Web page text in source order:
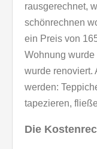
rausgerechnet,
schönrechnen
ein Preis von
Wohnung
wurde renoviert.
werden:
tapezieren,
Die